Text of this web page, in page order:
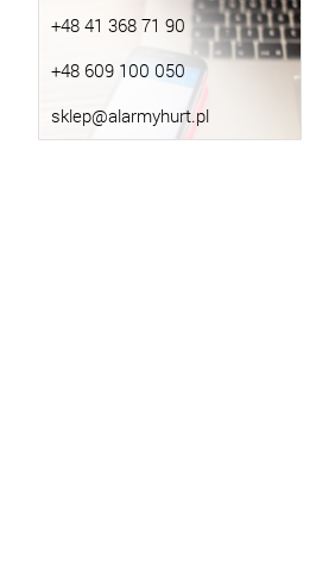
+48 41 368 71 90
+48 609 100 050
sklep@alarmyhurt.pl